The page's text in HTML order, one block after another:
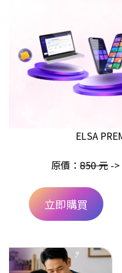
ELSA
原價：850 元->
立即購買